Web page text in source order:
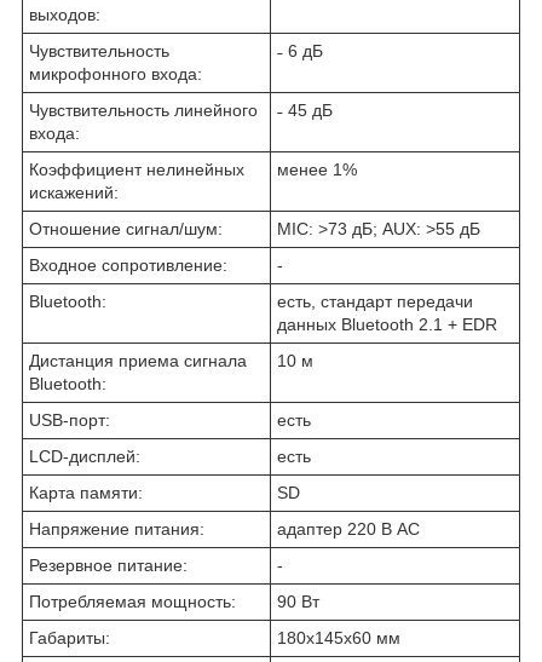
выходов:
Чувствительность
микрофонного входа:
˗ 6 дБ
Чувствительность линейного
входа:
˗ 45 дБ
Коэффициент нелинейных
искажений:
менее 1%
Отношение сигнал/шум:
MIC: >73 дБ; AUX: >55 дБ
Входное сопротивление:
-
Bluetooth:
есть, стандарт передачи
данных Bluetooth 2.1 + EDR
Дистанция приема сигнала
Bluetooth:
10 м
USB-порт:
есть
LCD-дисплей:
есть
Карта памяти:
SD
Напряжение питания:
адаптер 220 В АС
Резервное питание:
-
Потребляемая мощность:
90 Вт
Габариты:
180х145х60 мм